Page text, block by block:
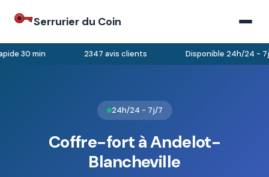
Serrurier du Coin
30 min 2347 avis clients Disponible 24h/24 -
24h/24 - 7j/7
Coffre-fort à Andelot-
Blancheville